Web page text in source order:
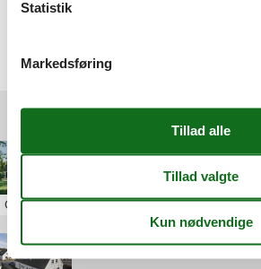
Andre artikler om
Sommerhus Marielyst
OmMarielyst
Sommerhusudlejning
Statistik
Markedsføring